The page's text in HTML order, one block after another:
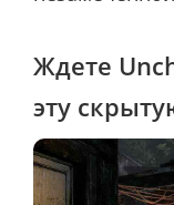
Ждете
эту